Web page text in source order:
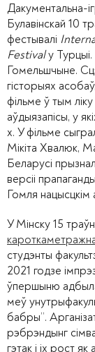
Дакументальна-
Булавінскай 10
фестывалі
Festivalу Турцыі.
Гомельшчыне.
гісторыях
фільме ў тым
аўдыязапісы, у
х. У фільме
Мікіта Хвалюк,
Беларусі
версіі
Гомля нацысцкім
У Мінску 15
студэнты
2021 годзе
ўпершыню
меў
бабры”.
рэбрэндынг
гэтак і іх рост